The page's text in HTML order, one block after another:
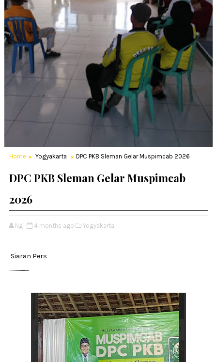
Home Yogyakarta DPC PKB Sleman Gelar Muspimcab 2026
DPC PKB Sleman Gelar Muspimcab
2026
Ng 4 months ago Yogyakarta,
Siaran Pers
....................